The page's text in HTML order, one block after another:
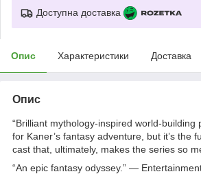
Доступна доставка
Опис Характеристики Доставка
Опис
“Brilliant mythology-inspired world-building
for Kaner’s fantasy adventure, but it’s the
cast that, ultimately, makes the series so
“An epic fantasy odyssey.” —